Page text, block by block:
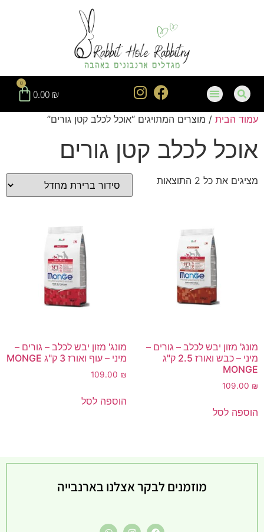
אנטר
לעבור
לאזור
מרכזי
0.00 ₪
0
עמוד הבית / מוצרים המתויגים “אוכל לכלב קטן גורים”
אוכל לכלב קטן גורים
מציגים את כל ⁦2⁩ התוצאות
מונג' מזון יבש לכלב – גורים –
מיני – כבש ואורז 2.5 ק"ג
MONGE
109.00 ₪
הוספה לסל
מונג' מזון יבש לכלב – גורים –
מיני – עוף ואורז 3 ק"ג MONGE
109.00 ₪
הוספה לסל
מוזמנים לבקר אצלנו בארנבייה